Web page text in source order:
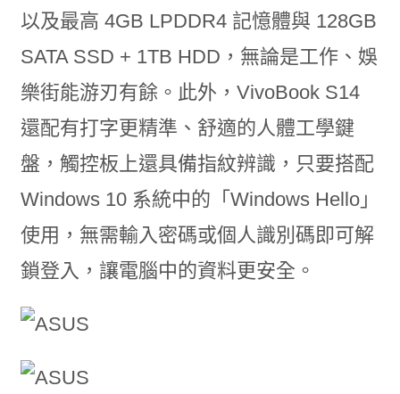
以及最高 4GB LPDDR4 記憶體與 128GB
SATA SSD + 1TB HDD，無論是工作、娛
樂街能游刃有餘。此外，VivoBook S14
還配有打字更精準、舒適的人體工學鍵
盤，觸控板上還具備指紋辨識，只要搭配
Windows 10 系統中的「Windows Hello」
使用，無需輸入密碼或個人識別碼即可解
鎖登入，讓電腦中的資料更安全。